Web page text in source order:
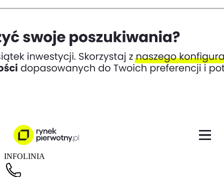
INFOLINIA